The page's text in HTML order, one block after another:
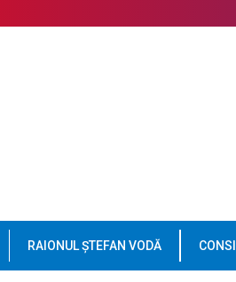
RAIONUL ȘTEFAN VODĂ